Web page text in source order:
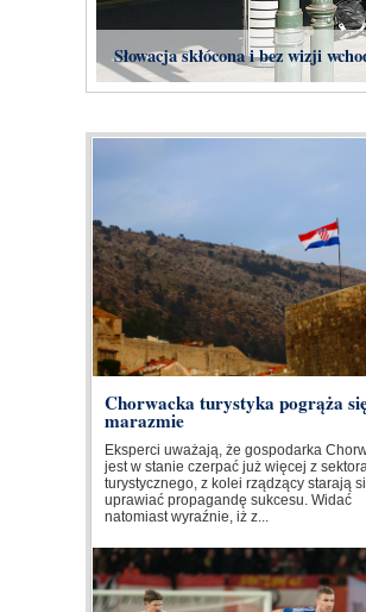
Słowacja skłócona i bez wizji
Chorwacka turystyka pogrąża
marazmie
Eksperci uważają, że gospodarka
jest w stanie czerpać już więcej z sektora
turystycznego, z kolei rządzący starają
uprawiać propagandę sukcesu. Widać
natomiast wyraźnie, iż z...